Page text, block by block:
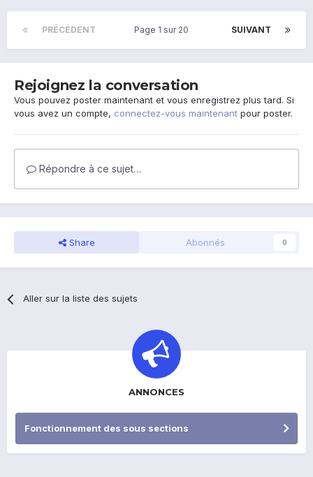
PRÉCÉDENT SUIVANT
Page 1 sur 20
Rejoignez la conversation
Vous pouvez poster maintenant et vous enregistrez plus tard. Si
vous avez un compte, connectez-vous maintenant pour poster.
Répondre à ce sujet…
Share Abonnés 0
Aller sur la liste des sujets
ANNONCES
Fonctionnement des sous sections